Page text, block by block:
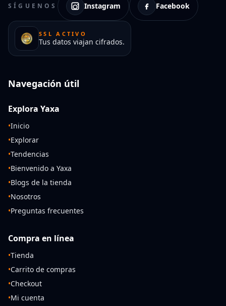
SÍGUENOS Instagram Facebook
SSL ACTIVO
Tus datos viajan cifrados.
Navegación útil
Explora Yaxa
•Inicio
•Explorar
•Tendencias
•Bienvenido a Yaxa
•Blogs de la tienda
•Nosotros
•Preguntas frecuentes
Compra en línea
•Tienda
•Carrito de compras
•Checkout
•Mi cuenta